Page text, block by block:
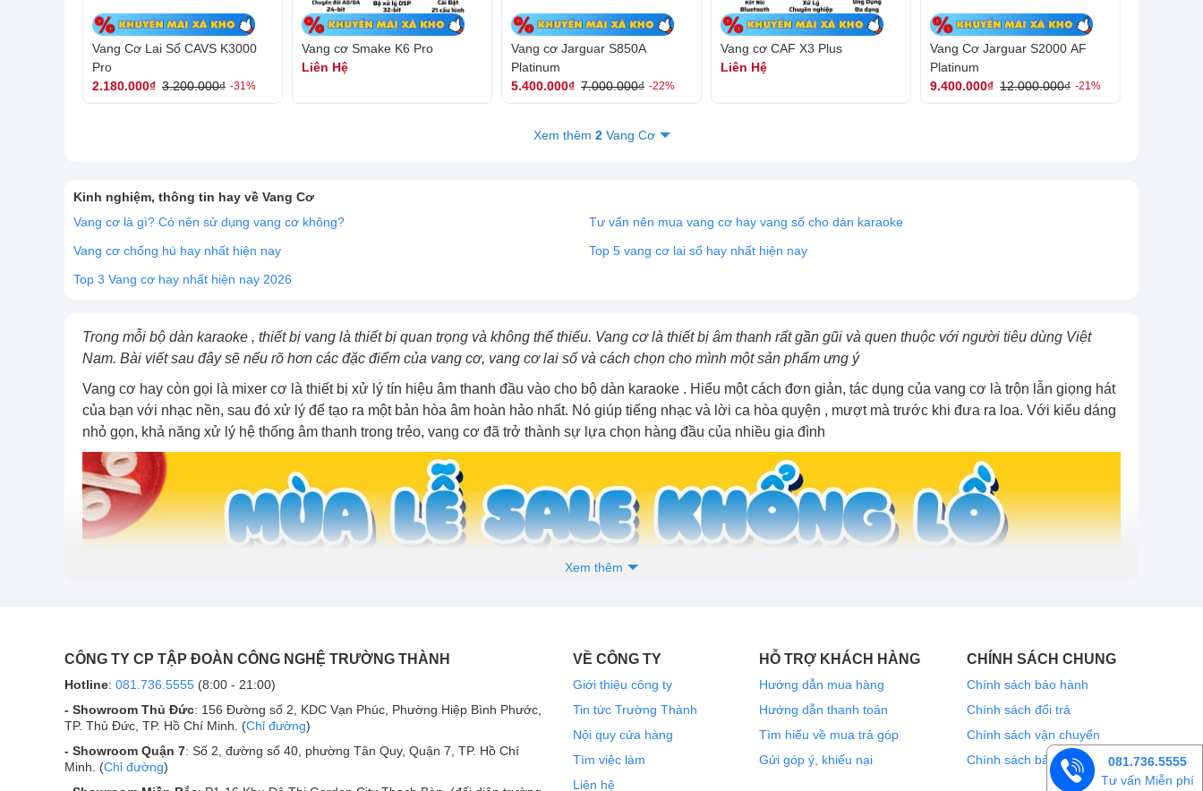
Vang Cơ Lai Số CAVS K3000
Pro
2.180.000₫ 3.200.000₫ -31%
Vang cơ Smake K6 Pro
Liên Hệ
Vang cơ Jarguar S850A
Platinum
5.400.000₫ 7.000.000₫ -22%
Vang cơ CAF X3 Plus
Liên Hệ
Vang Cơ Jarguar S2000 AF
Platinum
9.400.000₫ 12.000.000₫ -21%
Xem thêm 2Vang Cơ
Kinh nghiệm, thông tin hay về Vang Cơ
Vang cơ là gì? Có nên sử dụng vang cơ không?
Tư vấn nên mua vang cơ hay vang số cho dàn karaoke
Vang cơ chống hú hay nhất hiện nay
Top 5 vang cơ lai số hay nhất hiện nay
Top 3 Vang cơ hay nhất hiện nay 2026
Trong mỗi bộ dàn karaoke , thiết bị vang là thiết bị quan trọng và không thể thiếu. Vang cơ là thiết bị âm thanh rất gần gũi và quen thuộc với người tiêu dùng Việt
Nam. Bài viết sau đây sẽ nếu rõ hơn các đặc điểm của vang cơ, vang cơ lai số và cách chọn cho mình một sản phẩm ưng ý
Vang cơ hay còn gọi là mixer cơ là thiết bị xử lý tín hiệu âm thanh đầu vào cho bộ dàn karaoke . Hiểu một cách đơn giản, tác dụng của vang cơ là trộn lẫn giọng hát
của bạn với nhạc nền, sau đó xử lý để tạo ra một bản hòa âm hoàn hảo nhất. Nó giúp tiếng nhạc và lời ca hòa quyện , mượt mà trước khi đưa ra loa. Với kiểu dáng
nhỏ gọn, khả năng xử lý hệ thống âm thanh trong trẻo, vang cơ đã trở thành sự lựa chọn hàng đầu của nhiều gia đình
Xem thêm
CÔNG TY CP TẬP ĐOÀN CÔNG NGHỆ TRƯỜNG THÀNH
Hotline: 081.736.5555 (8:00 - 21:00)
- Showroom Thủ Đức: 156 Đường số 2, KDC Vạn Phúc, Phường Hiệp Bình Phước,
TP. Thủ Đức, TP. Hồ Chí Minh. (Chỉ đường)
- Showroom Quận 7: Số 2, đường số 40, phường Tân Quy, Quận 7, TP. Hồ Chí
Minh. (Chỉ đường)
VỀ CÔNG TY
Giới thiệu công ty
Tin tức Trường Thành
Nội quy cửa hàng
Tìm việc làm
Liên hệ
HỖ TRỢ KHÁCH HÀNG
Hướng dẫn mua hàng
Hướng dẫn thanh toán
Tìm hiểu về mua trả góp
Gửi góp ý, khiếu nại
CHÍNH SÁCH CHUNG
Chính sách bảo hành
Chính sách đổi trả
Chính sách vận chuyển
Chính sách bảo mật thông tin081.736.5555
Tư vấn Miễn phí